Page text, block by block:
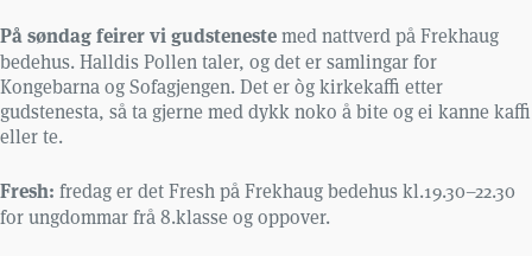
På søndag feirer vi gudstenestemed nattverd på Frekhaug
bedehus. Halldis Pollen taler, og det er samlingar for
Kongebarna og Sofagjengen. Det er òg kirkekaffi etter
gudstenesta, så ta gjerne med dykk noko å bite og ei kanne kaffi
eller te.
Fresh: fredag er det Fresh på Frekhaug bedehus kl.19.30–22.30
for ungdommar frå 8.klasse og oppover.